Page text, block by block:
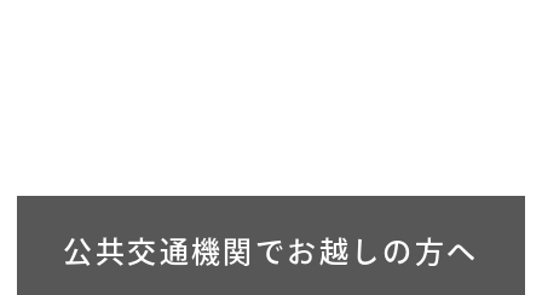
公共交通機関で お越しの方へ